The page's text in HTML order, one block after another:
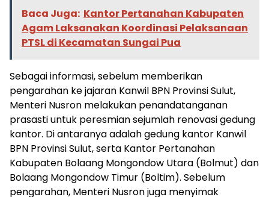
Baca Juga: Kantor Pertanahan Kabupaten
Agam Laksanakan Koordinasi Pelaksanaan
PTSL di Kecamatan Sungai Pua
Sebagai informasi, sebelum memberikan
pengarahan ke jajaran Kanwil BPN Provinsi Sulut,
Menteri Nusron melakukan penandatanganan
prasasti untuk peresmian sejumlah renovasi gedung
kantor. Di antaranya adalah gedung kantor Kanwil
BPN Provinsi Sulut, serta Kantor Pertanahan
Kabupaten Bolaang Mongondow Utara (Bolmut) dan
Bolaang Mongondow Timur (Boltim). Sebelum
pengarahan, Menteri Nusron juga menyimak